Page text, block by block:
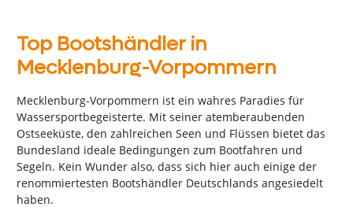
Top Bootshändler in
Mecklenburg-Vorpommern
Mecklenburg-Vorpommern ist ein wahres Paradies für
Wassersportbegeisterte. Mit seiner atemberaubenden
Ostseeküste, den zahlreichen Seen und Flüssen bietet das
Bundesland ideale Bedingungen zum Bootfahren und
Segeln. Kein Wunder also, dass sich hier auch einige der
renommiertesten Bootshändler Deutschlands angesiedelt
haben.